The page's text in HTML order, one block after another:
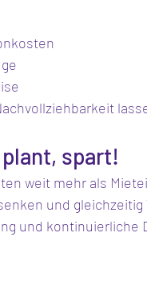
spart!
weit mehr als
und
und kontinuierliche